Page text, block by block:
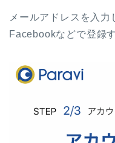
メールアドレスを入力
Facebookなどで登録